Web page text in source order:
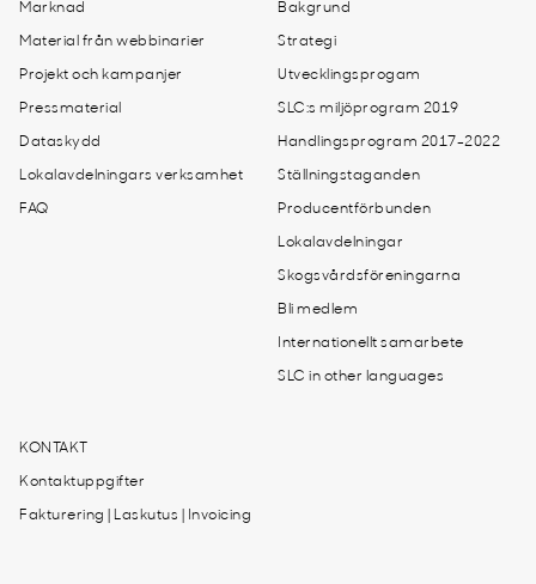
Marknad
Material från webbinarier
Projekt och kampanjer
Pressmaterial
Dataskydd
Lokalavdelningars verksamhet
FAQ
Bakgrund
Strategi
Utvecklingsprogam
SLC:s miljöprogram 2019
Handlingsprogram 2017-2022
Ställningstaganden
Producentförbunden
Lokalavdelningar
Skogsvårdsföreningarna
Bli medlem
Internationellt samarbete
SLC in other languages
KONTAKT
Kontaktuppgifter
Fakturering | Laskutus | Invoicing